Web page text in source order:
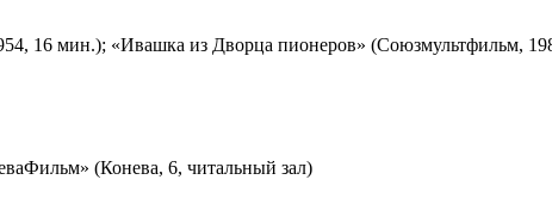
16 мин.); «Ивашка из Дворца пионеров» (Союзмультфильм,
(Конева, 6, читальный зал)